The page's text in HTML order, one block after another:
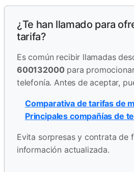
¿Te han llamado para
tarifa?
Es común recibir llamadas
600132000para
telefonía. Antes de aceptar,
Comparativa de tarifas de
Principales compañías de
Evita sorpresas y contrata de
información actualizada.